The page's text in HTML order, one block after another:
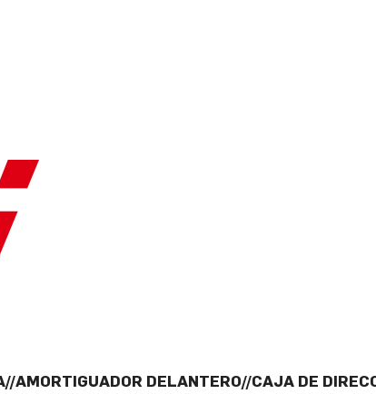
AMORTIGUADOR DELANTERO//CAJA DE